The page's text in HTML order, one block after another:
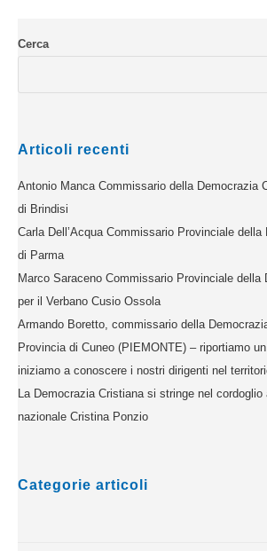
Cerca
Articoli recenti
Antonio Manca Commissario della Democrazia
di Brindisi
Carla Dell’Acqua Commissario Provinciale
di Parma
Marco Saraceno Commissario Provinciale della
per il Verbano Cusio Ossola
Armando Boretto, commissario della
Provincia di Cuneo (PIEMONTE) – riportiamo
iniziamo a conoscere i nostri dirigenti nel
La Democrazia Cristiana si stringe nel
nazionale Cristina Ponzio
Categorie articoli